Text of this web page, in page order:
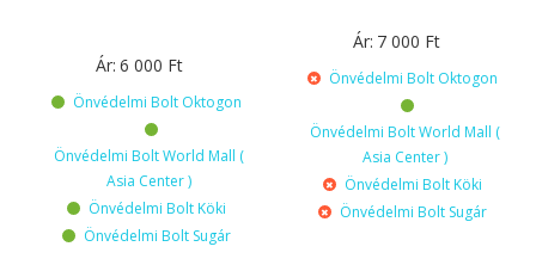
Ár: 6 000 Ft
Önvédelmi Bolt Oktogon
Önvédelmi Bolt World Mall (
Asia Center )
Önvédelmi Bolt Köki
Önvédelmi Bolt Sugár
Ár: 7 000 Ft
Önvédelmi Bolt Oktogon
Önvédelmi Bolt World Mall (
Asia Center )
Önvédelmi Bolt Köki
Önvédelmi Bolt Sugár